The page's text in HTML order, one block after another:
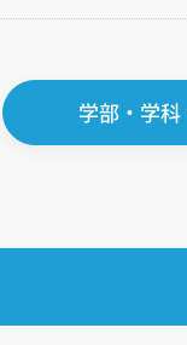
学部・学